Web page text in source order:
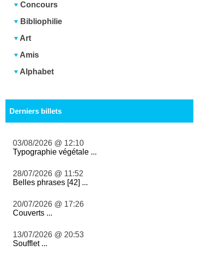
Concours
Bibliophilie
Art
Amis
Alphabet
Derniers billets
03/08/2026 @ 12:10
Typographie végétale ...
28/07/2026 @ 11:52
Belles phrases [42] ...
20/07/2026 @ 17:26
Couverts ...
13/07/2026 @ 20:53
Soufflet ...